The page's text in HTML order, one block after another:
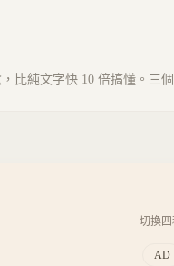
比純文字快 10 倍搞懂。三
切換四
AD